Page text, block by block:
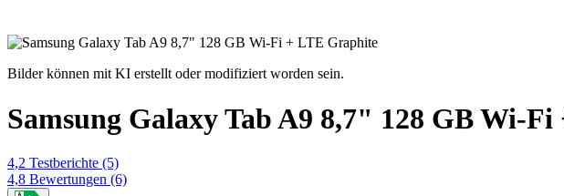
Bilder können mit KI erstellt oder modifiziert worden sein.
Samsung Galaxy Tab A9 8,7" 128 GB Wi-
4,2 Testberichte (5)
4,8 Bewertungen (6)